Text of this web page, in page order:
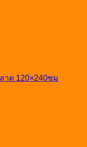
ด 120×240ซม